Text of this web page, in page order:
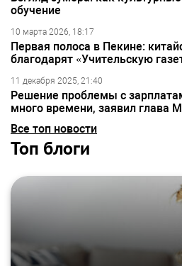
обучение
10 марта 2026, 18:17
Первая полоса в Пекине:
благодарят «Учительскую
11 декабря 2025, 21:40
Решение проблемы с
много времени, заявил глава
Все топ новости
Топ блоги